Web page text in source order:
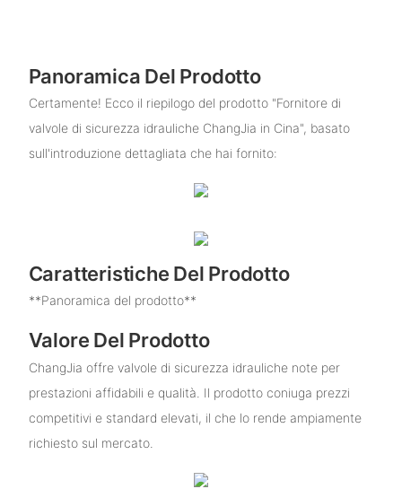
Panoramica Del Prodotto
Certamente! Ecco il riepilogo del prodotto "Fornitore di
valvole di sicurezza idrauliche ChangJia in Cina", basato
sull'introduzione dettagliata che hai fornito:
Caratteristiche Del Prodotto
**Panoramica del prodotto**
Valore Del Prodotto
ChangJia offre valvole di sicurezza idrauliche note per
prestazioni affidabili e qualità. Il prodotto coniuga prezzi
competitivi e standard elevati, il che lo rende ampiamente
richiesto sul mercato.